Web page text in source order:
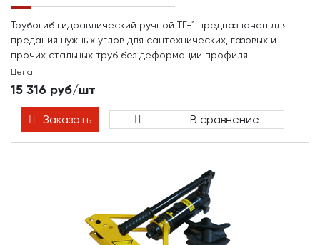
Трубогиб гидравлический ручной ТГ-1 предназначен для
предания нужных углов для сантехнических, газовых и
прочих стальных труб без деформации профиля.
Цена
15 316 руб/шт
Заказать В сравнение